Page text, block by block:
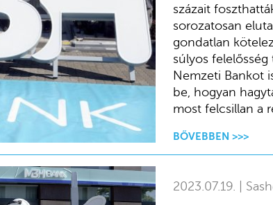
százait
sorozatosan
gondatlan
súlyos
Nemzeti Bankot
be, hogyan
most felcsillan a
BŐVEBBEN >>>
2023.07.19. |